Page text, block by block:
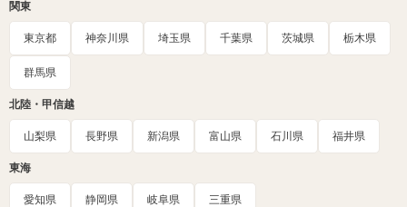
関東
東京都 神奈川県 埼玉県 千葉県 茨城県 栃木県
群馬県
北陸・甲信越
山梨県 長野県 新潟県 富山県 石川県 福井県
東海
愛知県 静岡県 岐阜県 三重県